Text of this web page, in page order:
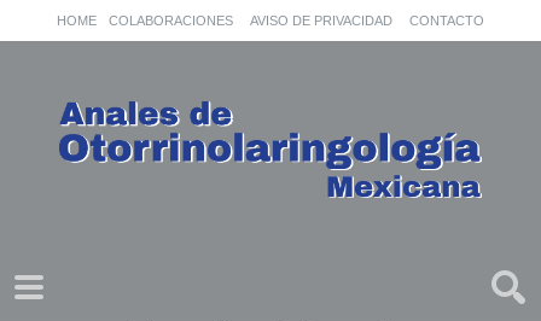
HOME COLABORACIONES AVISO DE PRIVACIDAD CONTACTO